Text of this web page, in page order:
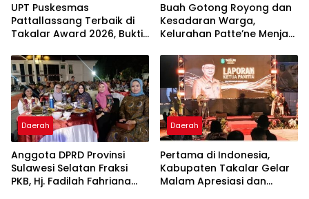
UPT Puskesmas
Pattallassang Terbaik di
Takalar Award 2026, Bukti
Pelayanan Kesehatan
Berkualitas
Buah Gotong Royong dan
Kesadaran Warga,
Kelurahan Patte’ne Menjadi
2026
Daerah
Anggota DPRD Provinsi
Sulawesi Selatan Fraksi
PKB, Hj. Fadilah Fahriana
Daerah
Pertama di Indonesia,
Kabupaten Takalar Gelar
Malam Apresiasi dan